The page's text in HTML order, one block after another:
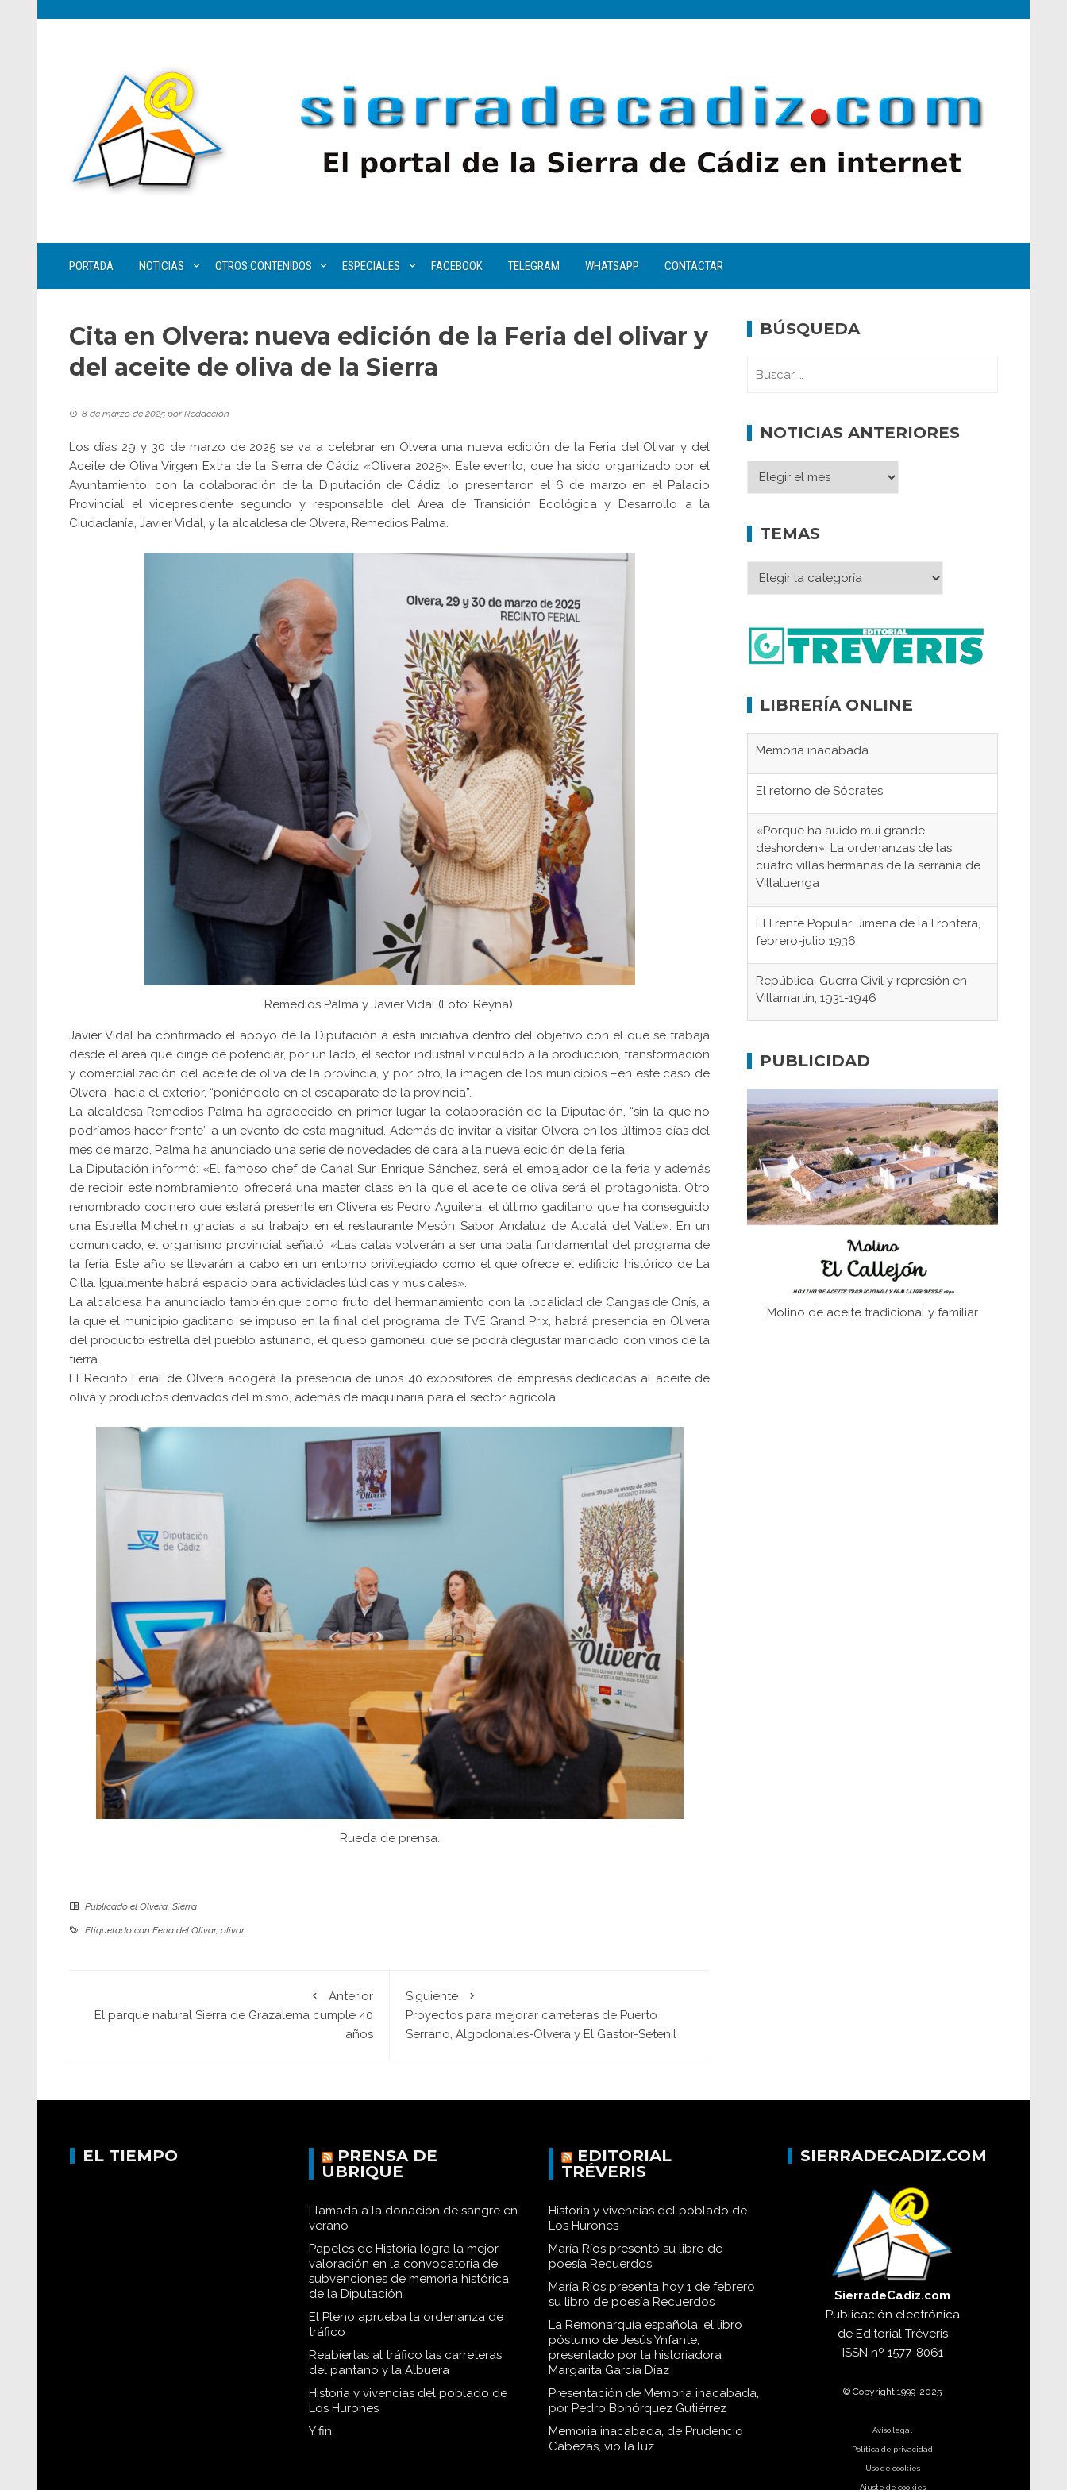
PORTADA NOTICIAS OTROS CONTENIDOS ESPECIALES FACEBOOK TELEGRAM WHATSAPP CONTACTAR
Cita en Olvera: nueva edición de la Feria del olivar y
del aceite de oliva de la Sierra
8 de marzo de 2025 porRedacción
Los días 29 y 30 de marzo de 2025 se va a celebrar en Olvera una nueva edición de la Feria del Olivar y del
Aceite de Oliva Virgen Extra de la Sierra de Cádiz «Olivera 2025». Este evento, que ha sido organizado por el
Ayuntamiento, con la colaboración de la Diputación de Cádiz, lo presentaron el 6 de marzo en el Palacio
Provincial el vicepresidente segundo y responsable del Área de Transición Ecológica y Desarrollo a la
Ciudadanía, Javier Vidal, y la alcaldesa de Olvera, Remedios Palma.
Remedios Palma y Javier Vidal (Foto: Reyna).
Javier Vidal ha confirmado el apoyo de la Diputación a esta iniciativa dentro del objetivo con el que se trabaja
desde el área que dirige de potenciar, por un lado, el sector industrial vinculado a la producción, transformación
y comercialización del aceite de oliva de la provincia, y por otro, la imagen de los municipios –en este caso de
Olvera- hacia el exterior, “poniéndolo en el escaparate de la provincia”.
La alcaldesa Remedios Palma ha agradecido en primer lugar la colaboración de la Diputación, “sin la que no
podríamos hacer frente” a un evento de esta magnitud. Además de invitar a visitar Olvera en los últimos días del
mes de marzo, Palma ha anunciado una serie de novedades de cara a la nueva edición de la feria.
La Diputación informó: «El famoso chef de Canal Sur, Enrique Sánchez, será el embajador de la feria y además
de recibir este nombramiento ofrecerá una master class en la que el aceite de oliva será el protagonista. Otro
renombrado cocinero que estará presente en Olivera es Pedro Aguilera, el último gaditano que ha conseguido
una Estrella Michelin gracias a su trabajo en el restaurante Mesón Sabor Andaluz de Alcalá del Valle». En un
comunicado, el organismo provincial señaló: «Las catas volverán a ser una pata fundamental del programa de
la feria. Este año se llevarán a cabo en un entorno privilegiado como el que ofrece el edificio histórico de La
Cilla. Igualmente habrá espacio para actividades lúdicas y musicales».
La alcaldesa ha anunciado también que como fruto del hermanamiento con la localidad de Cangas de Onís, a
la que el municipio gaditano se impuso en la final del programa de TVE Grand Prix, habrá presencia en Olivera
del producto estrella del pueblo asturiano, el queso gamoneu, que se podrá degustar maridado con vinos de la
tierra.
El Recinto Ferial de Olvera acogerá la presencia de unos 40 expositores de empresas dedicadas al aceite de
oliva y productos derivados del mismo, además de maquinaria para el sector agrícola.
Rueda de prensa.
Publicado el Olvera, Sierra
Etiquetado con Feria del Olivar, olivar
Anterior
El parque natural Sierra de Grazalema cumple 40
años
Siguiente
Proyectos para mejorar carreteras de Puerto
Serrano, Algodonales-Olvera y El Gastor-Setenil
BÚSQUEDA
NOTICIAS ANTERIORES
TEMAS
LIBRERÍA ONLINE
Memoria inacabada
El retorno de Sócrates
«Porque ha auido mui grande
deshorden»: La ordenanzas de las
cuatro villas hermanas de la serranía de
Villaluenga
El Frente Popular. Jimena de la Frontera,
febrero-julio 1936
República, Guerra Civil y represión en
Villamartín, 1931-1946
concentración nazis
fundaciones de Bornos
El Frente Popular. Ubrique, febrero-julio
1936
Juntar las letras. La alfabetización en el
campo: del afán de saber a la
Historia y vivencias del poblado de Los
PUBLICIDAD
Molino de aceite tradicional y familiar
EL TIEMPO
PRENSA DE
UBRIQUE
Llamada a la donación de sangre en
verano
Papeles de Historia logra la mejor
valoración en la convocatoria de
subvenciones de memoria histórica
de la Diputación
El Pleno aprueba la ordenanza de
tráfico
Reabiertas al tráfico las carreteras
del pantano y la Albuera
Historia y vivencias del poblado de
Los Hurones
Y fin
EDITORIAL
TRÉVERIS
Historia y vivencias del poblado de
Los Hurones
María Ríos presentó su libro de
poesía Recuerdos
María Ríos presenta hoy 1 de febrero
su libro de poesía Recuerdos
La Remonarquía española, el libro
póstumo de Jesús Ynfante,
presentado por la historiadora
Margarita García Díaz
Presentación de Memoria inacabada,
por Pedro Bohórquez Gutiérrez
Memoria inacabada, de Prudencio
Cabezas, vio la luz
SIERRADECADIZ.COM
SierradeCadiz.com
Publicación electrónica
de Editorial Tréveris
ISSN nº 1577-8061
© Copyright 1999-2025
Aviso legal
Política de privacidad
Uso de cookies
Ajuste de cookies